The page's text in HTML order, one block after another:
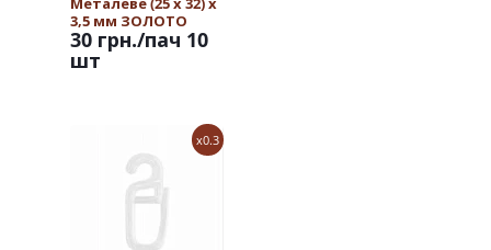
3,5 мм ЗОЛОТО
30 грн./пач 10
шт
x0.3